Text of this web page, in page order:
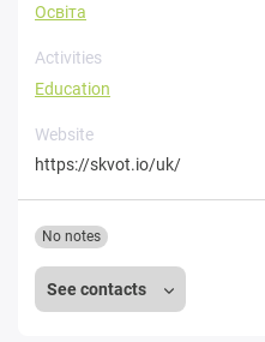
Освіта
Activities
Education
Website
https://skvot.io/uk/
See contacts
No notes